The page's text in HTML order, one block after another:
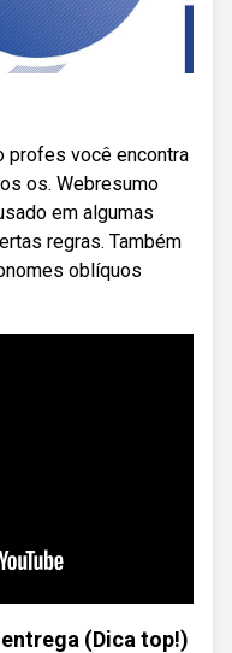
profes você encontra
os. Webresumo
em algumas
regras. Também
oblíquos
(Dica top!)